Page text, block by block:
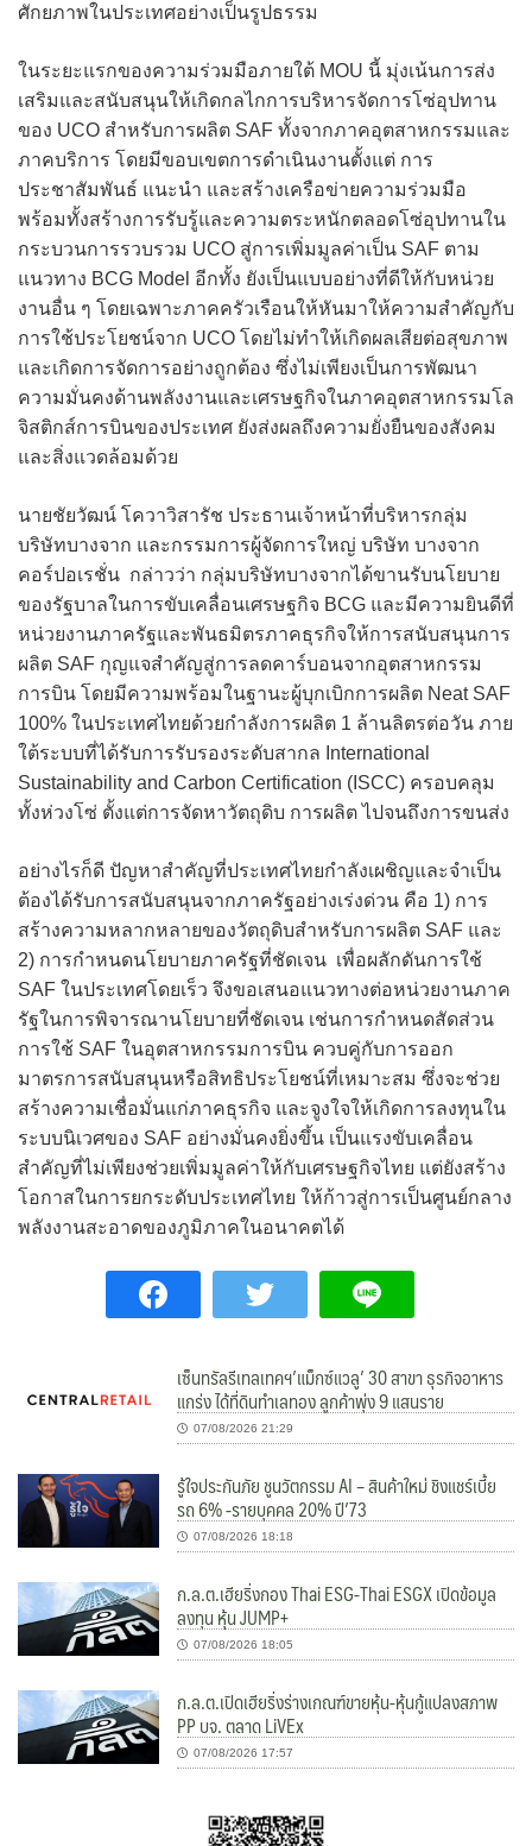
ศักยภาพในประเทศอย่างเป็นรูปธรรม
ในระยะแรกของความร่วมมือภายใต้ MOU นี้ มุ่งเน้นการส่ง
เสริมและสนับสนุนให้เกิดกลไกการบริหารจัดการโซ่อุปทาน
ของ UCO สำหรับการผลิต SAF ทั้งจากภาคอุตสาหกรรมและ
ภาคบริการ โดยมีขอบเขตการดำเนินงานตั้งแต่ การ
ประชาสัมพันธ์ แนะนำ และสร้างเครือข่ายความร่วมมือ
พร้อมทั้งสร้างการรับรู้และความตระหนักตลอดโซ่อุปทานใน
กระบวนการรวบรวม UCO สู่การเพิ่มมูลค่าเป็น SAF ตาม
แนวทาง BCG Model อีกทั้ง ยังเป็นแบบอย่างที่ดีให้กับหน่วย
งานอื่น ๆ โดยเฉพาะภาคครัวเรือนให้หันมาให้ความสำคัญกับ
การใช้ประโยชน์จาก UCO โดยไม่ทำให้เกิดผลเสียต่อสุขภาพ
และเกิดการจัดการอย่างถูกต้อง ซึ่งไม่เพียงเป็นการพัฒนา
ความมั่นคงด้านพลังงานและเศรษฐกิจในภาคอุตสาหกรรมโล
จิสติกส์การบินของประเทศ ยังส่งผลถึงความยั่งยืนของสังคม
และสิ่งแวดล้อมด้วย
นายชัยวัฒน์ โควาวิสารัช ประธานเจ้าหน้าที่บริหารกลุ่ม
บริษัทบางจาก และกรรมการผู้จัดการใหญ่ บริษัท บางจาก
คอร์ปอเรชั่น กล่าวว่า กลุ่มบริษัทบางจากได้ขานรับนโยบาย
ของรัฐบาลในการขับเคลื่อนเศรษฐกิจ BCG และมีความยินดีที่
หน่วยงานภาครัฐและพันธมิตรภาคธุรกิจให้การสนับสนุนการ
ผลิต SAF กุญแจสำคัญสู่การลดคาร์บอนจากอุตสาหกรรม
การบิน โดยมีความพร้อมในฐานะผู้บุกเบิกการผลิต Neat SAF
100% ในประเทศไทยด้วยกำลังการผลิต 1 ล้านลิตรต่อวัน ภาย
ใต้ระบบที่ได้รับการรับรองระดับสากล International
Sustainability and Carbon Certification (ISCC) ครอบคลุม
ทั้งห่วงโซ่ ตั้งแต่การจัดหาวัตถุดิบ การผลิต ไปจนถึงการขนส่ง
อย่างไรก็ดี ปัญหาสำคัญที่ประเทศไทยกำลังเผชิญและจำเป็น
ต้องได้รับการสนับสนุนจากภาครัฐอย่างเร่งด่วน คือ 1) การ
สร้างความหลากหลายของวัตถุดิบสำหรับการผลิต SAF และ
2) การกำหนดนโยบายภาครัฐที่ชัดเจน เพื่อผลักดันการใช้
SAF ในประเทศโดยเร็ว จึงขอเสนอแนวทางต่อหน่วยงานภาค
รัฐในการพิจารณานโยบายที่ชัดเจน เช่นการกำหนดสัดส่วน
การใช้ SAF ในอุตสาหกรรมการบิน ควบคู่กับการออก
มาตรการสนับสนุนหรือสิทธิประโยชน์ที่เหมาะสม ซึ่งจะช่วย
สร้างความเชื่อมั่นแก่ภาคธุรกิจ และจูงใจให้เกิดการลงทุนใน
ระบบนิเวศของ SAF อย่างมั่นคงยิ่งขึ้น เป็นแรงขับเคลื่อน
สำคัญที่ไม่เพียงช่วยเพิ่มมูลค่าให้กับเศรษฐกิจไทย แต่ยังสร้าง
โอกาสในการยกระดับประเทศไทย ให้ก้าวสู่การเป็นศูนย์กลาง
พลังงานสะอาดของภูมิภาคในอนาคตได้
เซ็นทรัลรีเทลเทคฯ’แม็กซ์แวลู’ 30 สาขา ธุรกิจอาหาร
แกร่ง ได้ที่ดินทำเลทอง ลูกค้าพุ่ง 9 แสนราย
07/08/2026 21:29
รู้ใจประกันภัย ชูนวัตกรรม AI – สินค้าใหม่ ชิงแชร์เบี้ย
รถ 6% -รายบุคคล 20% ปี’73
07/08/2026 18:18
ก.ล.ต.เฮียริ่งกอง Thai ESG-Thai ESGX เปิดข้อมูล
ลงทุน หุ้น JUMP+
07/08/2026 18:05
ก.ล.ต.เปิดเฮียริ่งร่างเกณฑ์ขายหุ้น-หุ้นกู้แปลงสภาพ
PP บจ. ตลาด LiVEx
07/08/2026 17:57